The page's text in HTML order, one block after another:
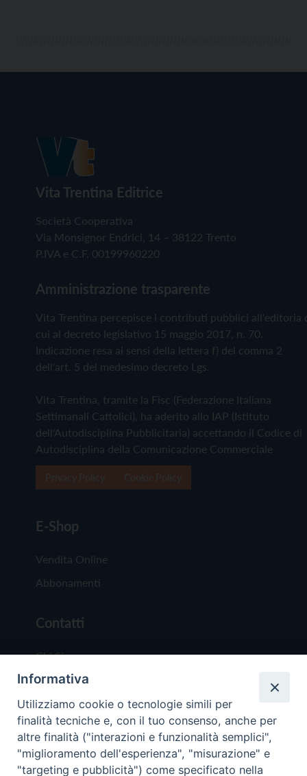
Vita Trentina Editrice
Società Cooperativa
Via Monsignor Endrici, 14 – 38122 Trento
P.IVA e C.F. 00199960220
Amministrazione trasparente
Vita Trentina percepisce i contributi pubblici all'editoria
cui al decreto legislativo 15 maggio 2017, n. 70.
Indicazione resa ai sensi della lettera f) del comma 2
dell'art. 5 del medesimo decreto Lgs.
Vita Trentina, tramite la Fisc (Federazione Italiana
Settimanali Cattolici), ha aderito allo IAP (Istituto
dell'Autodisciplina Pubblicitaria) accettando il Codice di
Autodisciplina della Comunicazione Commerciale
E-Shop
Vendita Online
Abbonamenti
Contatti
Chi Siamo
Redazione
Scrivici
Informativa
Utilizziamo cookie o tecnologie simili per
finalità tecniche e, con il tuo consenso, anche per
altre finalità ("interazioni e funzionalità semplici",
"miglioramento dell'esperienza", "misurazione" e
"targeting e pubblicità") come specificato nella